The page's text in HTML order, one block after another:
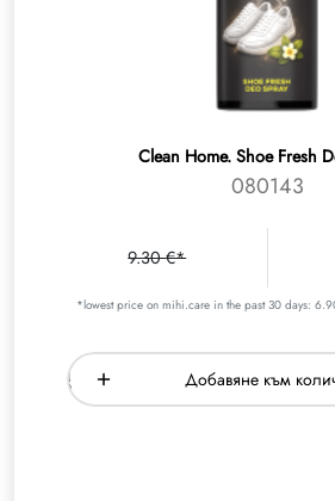
Clean Home. Shoe Fresh
080143
9.30 €*
*lowest price on mihi.care in the past 30 days:
Добавяне към